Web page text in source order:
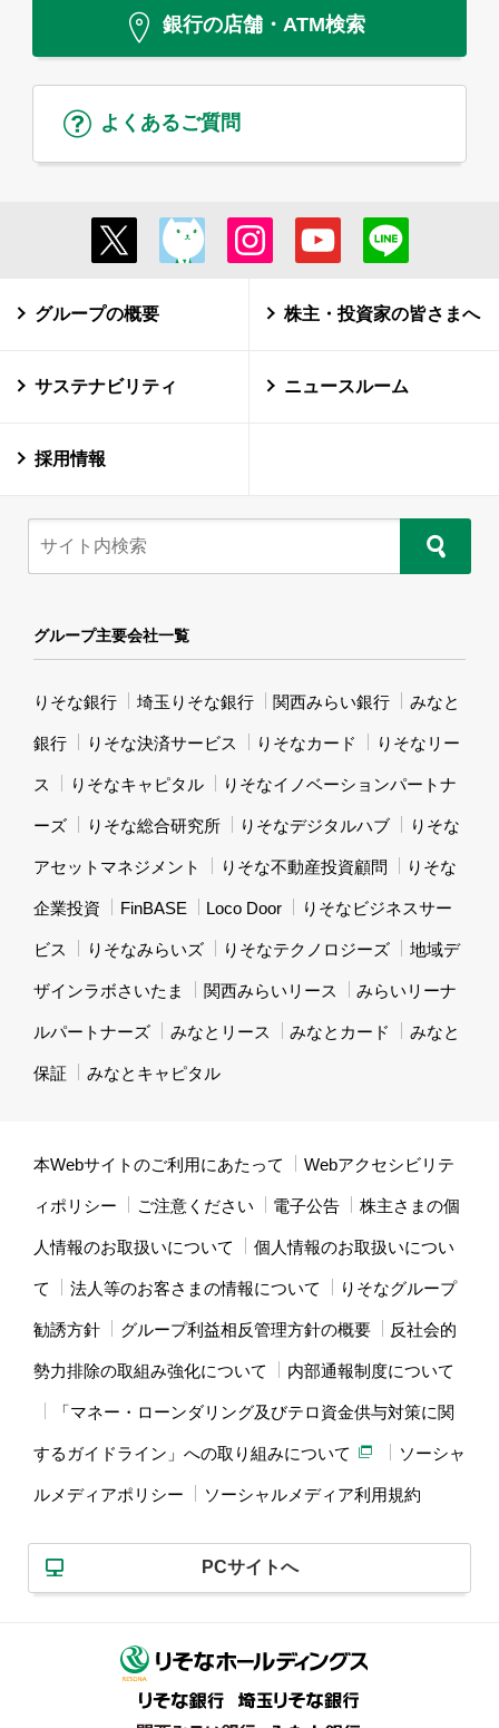
銀行の店舗・ATM検索
よくあるご質問
グループの概要 株主・投資家の皆さまへ
サステナビリティ ニュースルーム
採用情報
グループ主要会社一覧
りそな銀行 埼玉りそな銀行 関西みらい銀行 みなと
銀行 りそな決済サービス りそなカード りそなリー
ス りそなキャピタル りそなイノベーションパートナ
ーズ りそな総合研究所 りそなデジタルハブ りそな
アセットマネジメント りそな不動産投資顧問 りそな
企業投資 FinBASE Loco Door りそなビジネスサー
ビス りそなみらいズ りそなテクノロジーズ 地域デ
ザインラボさいたま 関西みらいリース みらいリーナ
ルパートナーズ みなとリース みなとカード みなと
保証 みなとキャピタル
本Webサイトのご利用にあたって Webアクセシビリテ
ィポリシー ご注意ください 電子公告 株主さまの個
人情報のお取扱いについて 個人情報のお取扱いについ
て 法人等のお客さまの情報について りそなグループ
勧誘方針 グループ利益相反管理方針の概要 反社会的
勢力排除の取組み強化について 内部通報制度について
「マネー・ローンダリング及びテロ資金供与対策に関
するガイドライン」への取り組みについて ソーシャ
ルメディアポリシー ソーシャルメディア利用規約
PCサイトへ